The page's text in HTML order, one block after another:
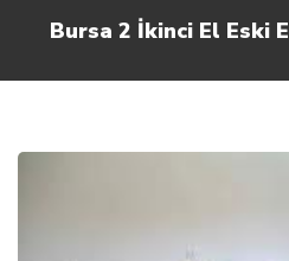
Bursa 2 İkinci El Eski